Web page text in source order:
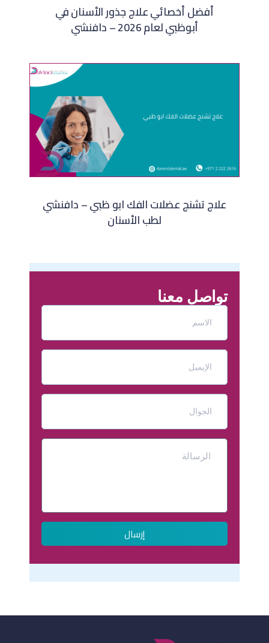
أفضل أخصائي علاج جذور الأسنان في
أبوظبي لعام 2026 – دافنشي
علاج تشنج عضلات الفك ابو ظبي – دافنشي
لطب الأسنان
تواصل معنا
إرسال